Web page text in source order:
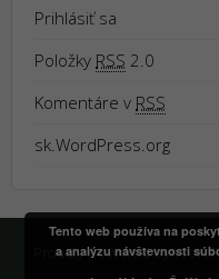
Prihlásiť sa
Položky RSS 2.0
Komentáre v RSS
sk.WordPress.org
Proudly powered by
Tento web používa na
a analýzu návštevnosti